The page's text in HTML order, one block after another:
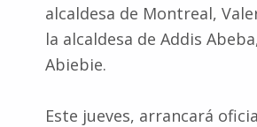
alcaldesa de Montreal,
la alcaldesa de Addis
Abiebie.
Este jueves, arrancará